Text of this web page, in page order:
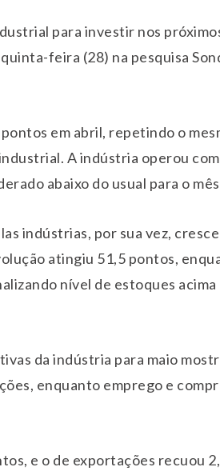
para investir nos
feira (28) na pesquisa
em abril, repetindo o
A indústria operou
abaixo do usual para o
indústrias, por sua vez,
atingiu 51,5 pontos,
nível de estoques
da indústria para maio
enquanto emprego e
e o de exportações recuou